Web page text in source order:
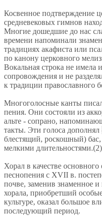
Косвенное подтверждение
средневековых гимнов
Многие дошедшие до нас
времени напоминали
традициях акафиста или
по канону церковного
Вокальная строка не имела
сопровождения и не
к традиции православного
Многоголосные канты
пения. Они состояли из
альте - сопрано,
такты. Эти голоса дополнял
блестящий, роскошный)
мелкими длительностями.(2)
Хорал в качестве основного
песнопения с XVII в.
почве, заменив знаменное
хорала, приобретший
культуре, оказал большое
последующий период.